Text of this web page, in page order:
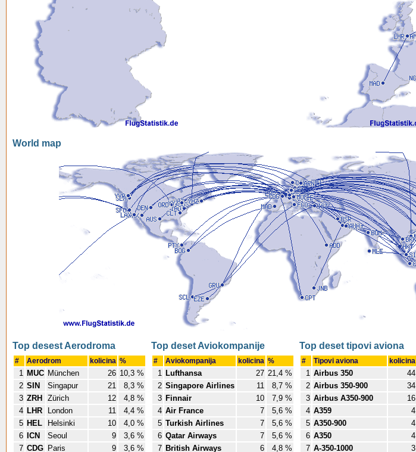
World map
Top desest Aerodroma
# Aerodrom kolicina %
1 MUC München 26 10,3 %
2 SIN Singapur 21
8,3 %
3 ZRH Zürich 12
4,8 %
4 LHR London 11
4,4 %
5 HEL Helsinki 10
4,0 %
6
ICN Seoul 9
3,6 %
7 CDG Paris 9 3,6 %
Top deset Aviokompanije
# Aviokompanija kolicina %
1 Lufthansa 27 21,4 %
2 Singapore Airlines 11
8,7 %
3 Finnair 10
7,9 %
4 Air France 7
5,6 %
5 Turkish Airlines 7
5,6 %
6 Qatar Airways 7
5,6 %
7 British Airways 6 4,8 %
Top deset tipovi aviona
# Tipovi aviona kolicina
1 Airbus 350 44
2 Airbus 350-900 34
3 Airbus A350-900 16
4 A359 4
5 A350-900 4
6 A350 4
7 A-350-1000 3